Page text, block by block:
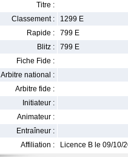
Titre :
Classement :
1299 E
Rapide :
799 E
Blitz :
799 E
Fiche Fide :
Arbitre national :
Arbitre fide :
Initiateur :
Animateur :
Entraîneur :
Affiliation :
Licence B le 09/10/